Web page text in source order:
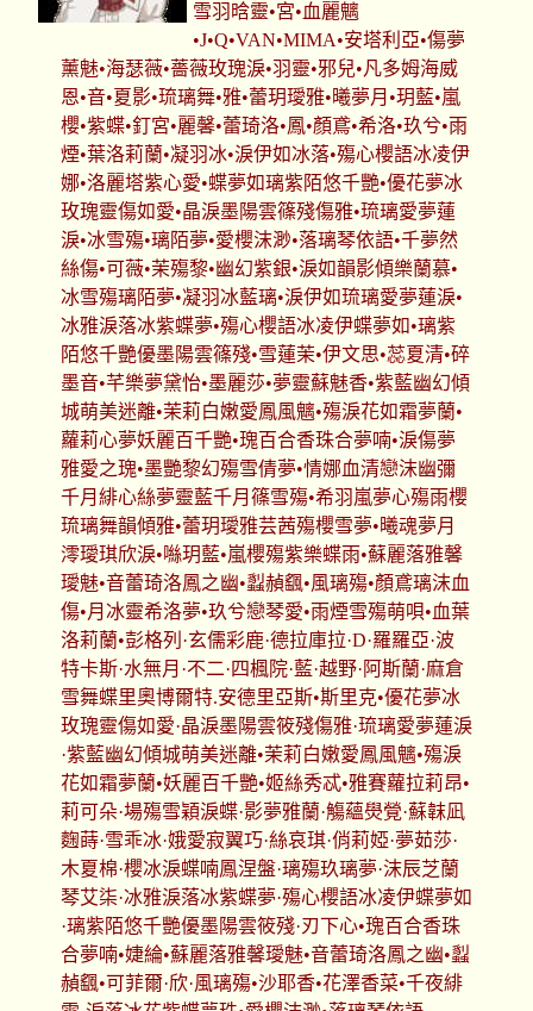
雪羽晗靈•宮•血麗魑
•J•Q•VAN•MIMA•安塔利亞•傷夢
薰魅•海瑟薇•薔薇玫瑰淚•羽靈•邪兒•凡多姆海威
恩•音•夏影•琉璃舞•雅•蕾玥璦雅•曦夢月•玥藍•嵐
櫻•紫蝶•釘宮•麗馨•蕾琦洛•鳳•顏鳶•希洛•玖兮•雨
煙•葉洛莉蘭•凝羽冰•淚伊如冰落•殤心櫻語冰凌伊
娜•洛麗塔紫心愛•蝶夢如璃紫陌悠千艷•優花夢冰
玫瑰靈傷如愛•晶淚墨陽雲篠殘傷雅•琉璃愛夢蓮
淚•冰雪殤•璃陌夢•愛櫻沫渺•落璃琴依語•千夢然
絲傷•可薇•茉殤黎•幽幻紫銀•淚如韻影傾樂蘭慕•
冰雪殤璃陌夢•凝羽冰藍璃•淚伊如琉璃愛夢蓮淚•
冰雅淚落冰紫蝶夢•殤心櫻語冰凌伊蝶夢如•璃紫
陌悠千艷優墨陽雲篠殘•雪蓮茉•伊文思•蕊夏清•碎
墨音•芊樂夢黛怡•墨麗莎•夢靈蘇魅香•紫藍幽幻傾
城萌美迷離•茉莉白嫩愛鳳風魑•殤淚花如霜夢蘭•
蘿莉心夢妖麗百千艷•瑰百合香珠合夢喃•淚傷夢
雅愛之瑰•墨艷黎幻殤雪倩夢•情娜血清戀沫幽彌
千月緋心絲夢靈藍千月篠雪殤•希羽嵐夢心殤雨櫻
琉璃舞韻傾雅•蕾玥璦雅芸茜殤櫻雪夢•曦魂夢月
澪璦琪欣淚•噝玥藍•嵐櫻殤紫樂蝶雨•蘇麗落雅馨
璦魅•音蕾琦洛鳳之幽•蠫赬颻•風璃殤•顏鳶璃沫血
傷•月冰靈希洛夢•玖兮戀琴愛•雨煙雪殤萌唄•血葉
洛莉蘭•彭格列·玄儒彩鹿·德拉庫拉·D·羅羅亞·波
特卡斯·水無月·不二·四楓院·藍·越野·阿斯蘭·麻倉
雪舞蝶里奧博爾特.安德里亞斯•斯里克•優花夢冰
玫瑰靈傷如愛·晶淚墨陽雲筱殘傷雅·琉璃愛夢蓮淚
·紫藍幽幻傾城萌美迷離•茉莉白嫩愛鳳風魑•殤淚
花如霜夢蘭•妖麗百千艷•姬絲秀忒•雅賽蘿拉莉昂•
莉可朵·場殤雪穎淚蝶·影夢雅蘭·觴蘊燢覮·蘇韎凪
麴蒔·雪乖冰·娥愛寂翼巧·絲哀琪·俏莉婭·夢茹莎·
木夏棉·櫻冰淚蝶喃鳳涅盤·璃殤玖璃夢·沫辰芝蘭
琴艾柒·冰雅淚落冰紫蝶夢·殤心櫻語冰凌伊蝶夢如
·璃紫陌悠千艷優墨陽雲筱殘·刃下心•瑰百合香珠
合夢喃•婕綸•蘇麗落雅馨璦魅•音蕾琦洛鳳之幽•蠫
赬颻•可菲爾·欣·風璃殤•沙耶香•花澤香菜•千夜緋